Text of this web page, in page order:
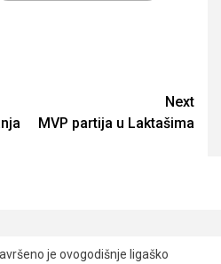
Next
MVP partija u Laktašima
je ovogodišnje ligaško